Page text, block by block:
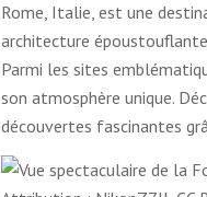
Rome, Italie, est une
architecture
Parmi les sites
son atmosphère unique.
découvertes fascinantes